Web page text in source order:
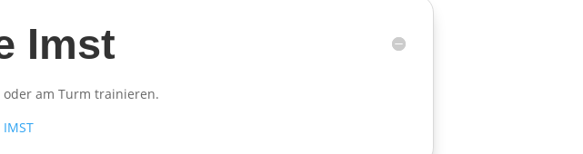
Imst
am Turm trainieren.
IMST